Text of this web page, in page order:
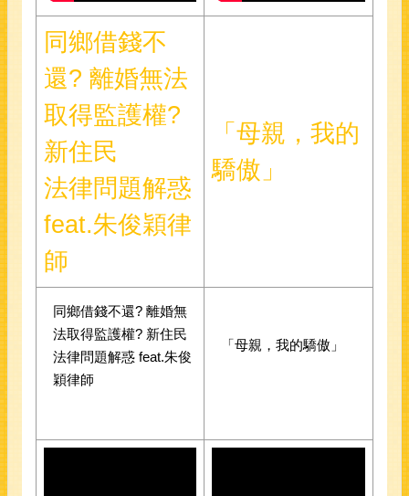
同鄉借錢不
還? 離婚無法
取得監護權?
新住民
法律問題解惑
feat.朱俊穎律
師
「母親，我的
驕傲」
同鄉借錢不還? 離婚無
法取得監護權? 新住民
法律問題解惑 feat.朱俊
穎律師
「母親，我的驕傲」